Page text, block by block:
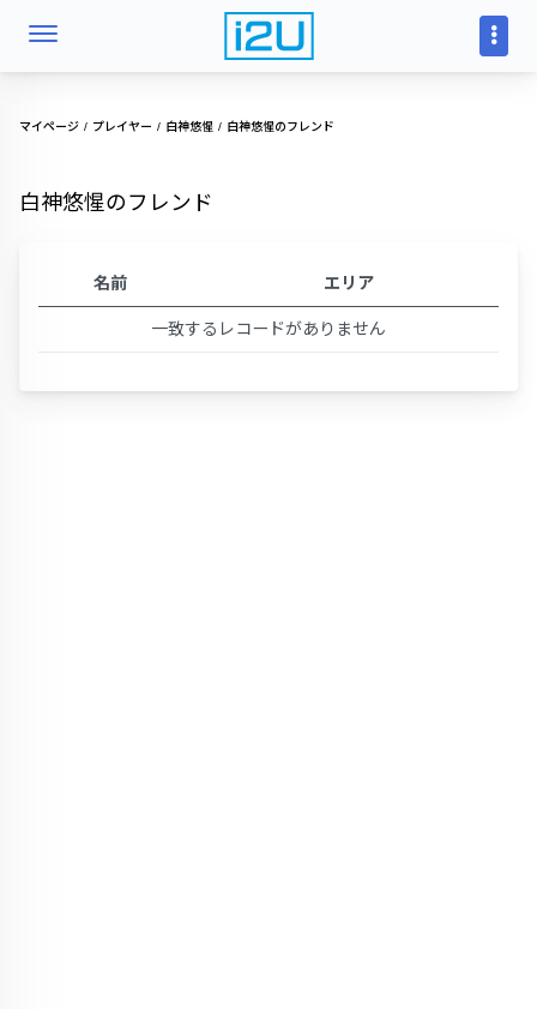
マイページ プレイヤー 白神悠惺 白神悠惺のフレンド
白神悠惺のフレンド
名前 エリア
一致するレコードがありません